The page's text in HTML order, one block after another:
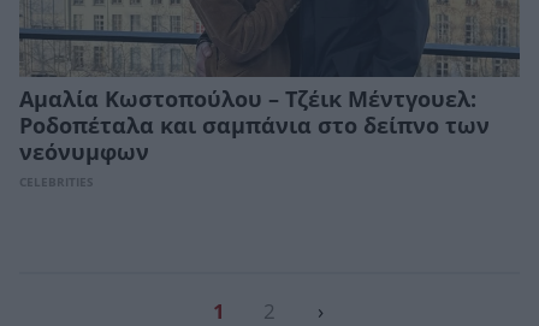
Αμαλία Κωστοπούλου – Τζέικ Μέντγουελ:
Ροδοπέταλα και σαμπάνια στο δείπνο των
νεόνυμφων
CELEBRITIES
1 2 ›